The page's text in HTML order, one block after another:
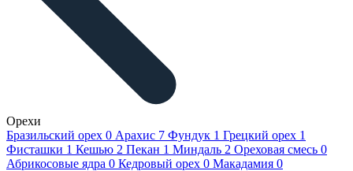
Орехи
Бразильский орех 0 Арахис 7 Фундук 1 Грецкий орех 1
Фисташки 1 Кешью 2 Пекан 1 Миндаль 2 Ореховая смесь 0
Абрикосовые ядра 0 Кедровый орех 0 Макадамия 0